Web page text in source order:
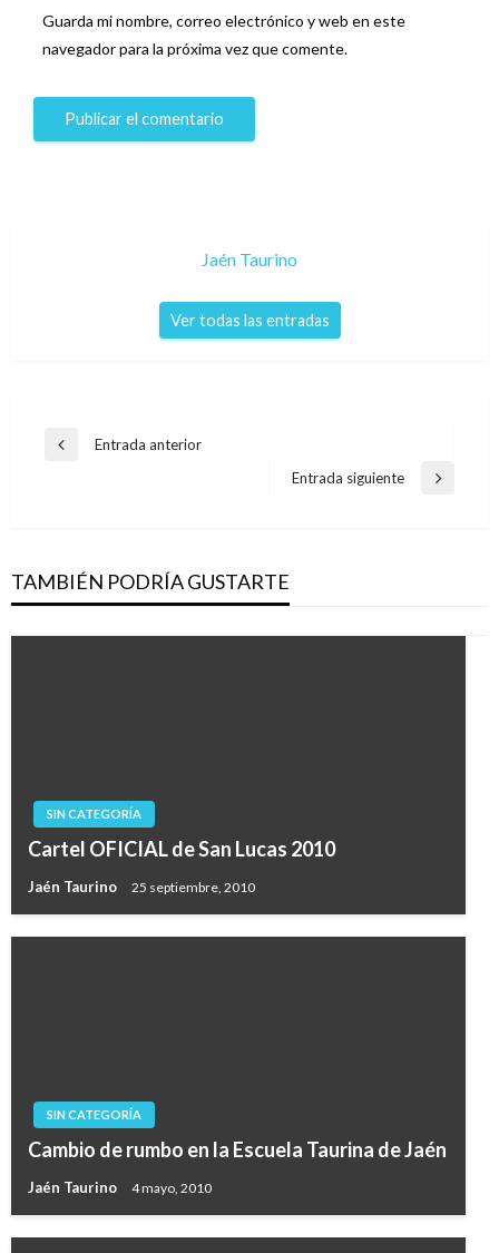
Guarda mi nombre, correo electrónico y web en este
navegador para la próxima vez que comente.
Jaén Taurino
Ver todas las entradas
Navegación
Entrada
Entrada anterior
Entrada
Entrada siguiente
TAMBIÉN PODRÍA GUSTARTE
SIN CATEGORÍA
Cartel OFICIAL de San Lucas 2010
Jaén Taurino 25 septiembre, 2010
SIN CATEGORÍA
Cambio de rumbo en la Escuela Taurina de Jaén
Jaén Taurino 4 mayo, 2010